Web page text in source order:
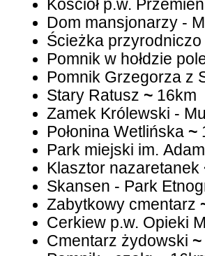
Kościoł p.w.
Dom mansjonarzy -
Ścieżka
Pomnik w hołdzie
Pomnik Grzegorza z
Stary Ratusz ~16km
Zamek Królewski -
Połonina Wetlińska ~
Park miejski im.
Klasztor nazaretanek
Skansen - Park
Zabytkowy cmentarz
Cerkiew p.w. Opieki
Cmentarz żydowski ~